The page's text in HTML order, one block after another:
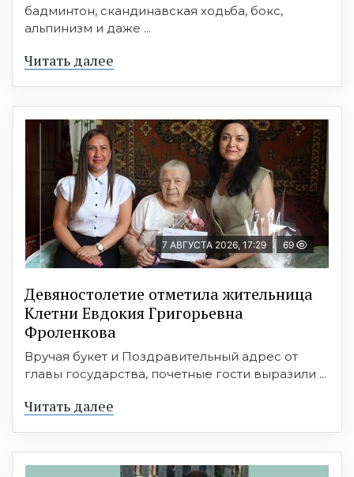
бадминтон, скандинавская ходьба, бокс,
альпинизм и даже ...
Читать далее
7 АВГУСТА 2026, 17:29 69
Девяностолетие отметила жительница
Клетни Евдокия Григорьевна
Фроленкова
Вручая букет и Поздравительный адрес от
главы государства, почетные гости выразили ...
Читать далее